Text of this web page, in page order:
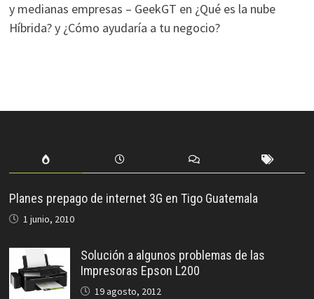
y medianas empresas – GeekGT en ¿Qué es la nube
Híbrida? y ¿Cómo ayudaría a tu negocio?
Planes prepago de internet 3G en Tigo Guatemala
1 junio, 2010
Solución a algunos problemas de las
Impresoras Epson L200
19 agosto, 2012